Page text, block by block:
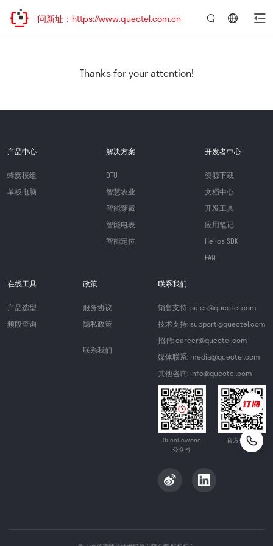
欢迎访问新址：https://www.quectel.com.cn
Thanks for your attention!
产品中心
蜂窝模组
单板电脑
解决方案
DTU
智慧农业
智能穿戴
智能电表
智能定位
开发者中心
资源下载
文档中心
开发工具
应用笔记
Helios SDK
FAQ
在线工具
产品选型
频段查询
政策
服务协议
隐私政策
联系我们
联系我们
销售支持: sales@quectel.com
技术支持: support@quectel.com
招聘: career@quectel.com
媒体联系: media@quectel.com
其他咨询: info@quectel.com
QuecDevZone
公众号
官方公众号